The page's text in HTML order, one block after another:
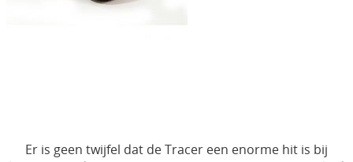
Brandstof
Er is geen twijfel dat de Tracer een enorme hit is bij